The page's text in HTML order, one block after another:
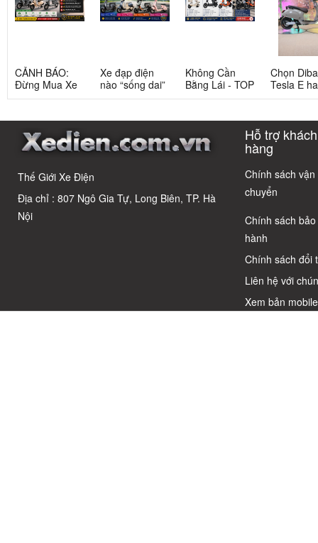
CẢNH BÁO:
Đừng Mua Xe
Điện Chỉ Vì
Cáo! 5 Bẫy
Phổ Biến Và Bí
Quyết Chọn Xe
Chuẩn Chỉnh
Xe đạp điện
nào “sống dai”
nhất sau 5
có câu trả lời
Không Cần
Bằng Lái - TOP
3 Xe Đạp Điện
Cho Học Sinh
Chọn
Tesla E
Tesla G:
cho người
dùng
thái
Thế Giới Xe Điện
Địa chỉ : 807 Ngô Gia Tự, Long Biên, TP. Hà
Nội
Hỗ trợ khách
hàng
Chính sách vận
chuyển
Chính sách bảo
hành
Chính sách đổi
Liên hệ với
Xem bản